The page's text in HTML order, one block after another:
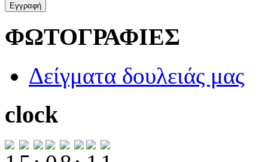
Εγγραφή
ΦΩΤΟΓΡΑΦΙΕΣ
Δείγματα δουλειάς μας
clock